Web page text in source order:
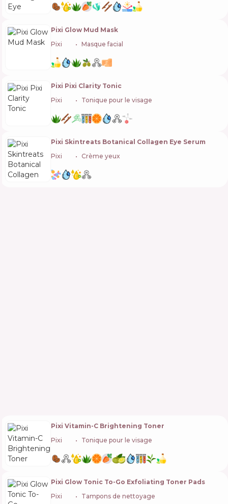
Pixi Glow Mud Mask
Pixi
Masque facial
Pixi Pixi Clarity Tonic
Pixi
Tonique pour le visage
Pixi Skintreats Botanical Collagen Eye Serum
Pixi
Crème yeux
Pixi Vitamin-C Brightening Toner
Pixi
Tonique pour le visage
Pixi Glow Tonic To-Go Exfoliating Toner Pads
Pixi
Tampons de nettoyage